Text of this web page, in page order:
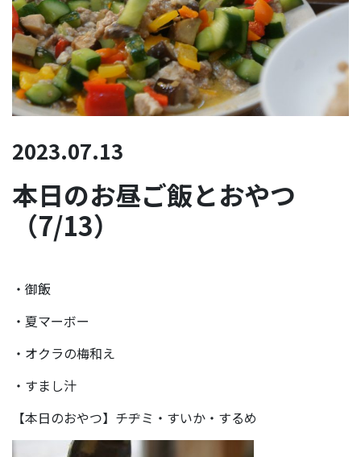
2023.07.13
本日のお昼ご飯とおやつ
（7/13）
・御飯
・夏マーボー
・オクラの梅和え
・すまし汁
【本日のおやつ】チヂミ・すいか・するめ